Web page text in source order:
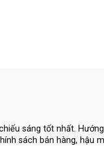
sáng tốt nhất.
sách bán hàng, hậu